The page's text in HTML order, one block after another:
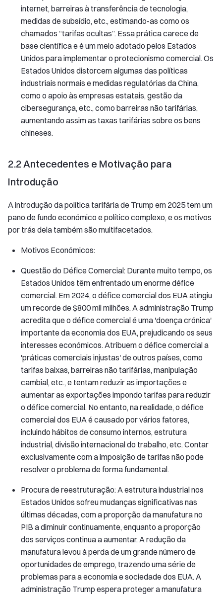
internet, barreiras à transferência de tecnologia,
medidas de subsídio, etc., estimando-as como os
chamados “tarifas ocultas”. Essa prática carece de
base científica e é um meio adotado pelos Estados
Unidos para implementar o protecionismo comercial. Os
Estados Unidos distorcem algumas das políticas
industriais normais e medidas regulatórias da China,
como o apoio às empresas estatais, gestão da
cibersegurança, etc., como barreiras não tarifárias,
aumentando assim as taxas tarifárias sobre os bens
chineses.
2.2 Antecedentes e Motivação para
Introdução
A introdução da política tarifária de Trump em 2025 tem um
pano de fundo económico e político complexo, e os motivos
por trás dela também são multifacetados.
Motivos Económicos:
Questão do Défice Comercial: Durante muito tempo, os
Estados Unidos têm enfrentado um enorme défice
comercial. Em 2024, o défice comercial dos EUA atingiu
um recorde de $800 mil milhões. A administração Trump
acredita que o défice comercial é uma 'doença crónica'
importante da economia dos EUA, prejudicando os seus
interesses económicos. Atribuem o défice comercial a
'práticas comerciais injustas' de outros países, como
tarifas baixas, barreiras não tarifárias, manipulação
cambial, etc., e tentam reduzir as importações e
aumentar as exportações impondo tarifas para reduzir
o défice comercial. No entanto, na realidade, o défice
comercial dos EUA é causado por vários fatores,
incluindo hábitos de consumo internos, estrutura
industrial, divisão internacional do trabalho, etc. Contar
exclusivamente com a imposição de tarifas não pode
resolver o problema de forma fundamental.
Procura de reestruturação: A estrutura industrial nos
Estados Unidos sofreu mudanças significativas nas
últimas décadas, com a proporção da manufatura no
PIB a diminuir continuamente, enquanto a proporção
dos serviços continua a aumentar. A redução da
manufatura levou à perda de um grande número de
oportunidades de emprego, trazendo uma série de
problemas para a economia e sociedade dos EUA. A
administração Trump espera proteger a manufatura